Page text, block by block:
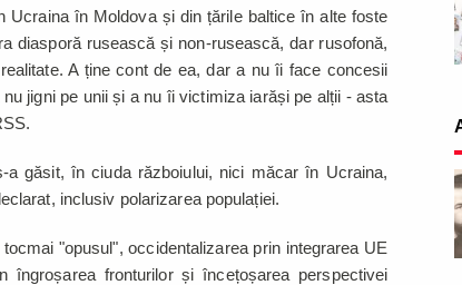
Ucraina în Moldova și din țările baltice în alte foste
diasporă rusească și non-rusească, dar rusofonă,
A ține cont de ea, dar a nu îi face concesii
jigni pe unii și a nu îi victimiza iarăși pe alții - asta
găsit, în ciuda războiului, nici măcar în Ucraina,
inclusiv polarizarea populației.
"opusul", occidentalizarea prin integrarea UE
îngroșarea fronturilor și încețoșarea perspectivei